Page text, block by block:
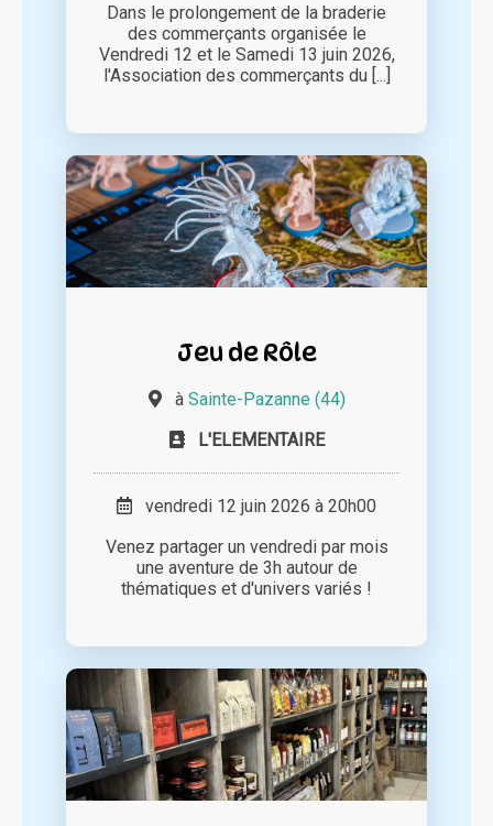
Dans le prolongement de la braderie
des commerçants organisée le
Vendredi 12 et le Samedi 13 juin 2026,
l'Association des commerçants du [...]
Jeu de Rôle
à Sainte-Pazanne (44)
L'ELEMENTAIRE
vendredi 12 juin 2026 à 20h00
Venez partager un vendredi par mois
une aventure de 3h autour de
thématiques et d'univers variés !